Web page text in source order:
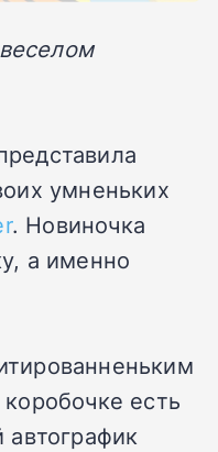
умненьких
. Новиночка
а именно
есть